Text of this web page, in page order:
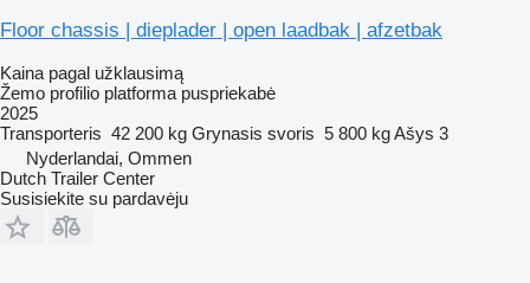
Floor chassis | dieplader | open laadbak | afzetbak
Kaina pagal užklausimą
Žemo profilio platforma puspriekabė
2025
Transporteris 42 200 kg Grynasis svoris 5 800 kgAšys 3
Nyderlandai, Ommen
Dutch Trailer Center
Susisiekite su pardavėju